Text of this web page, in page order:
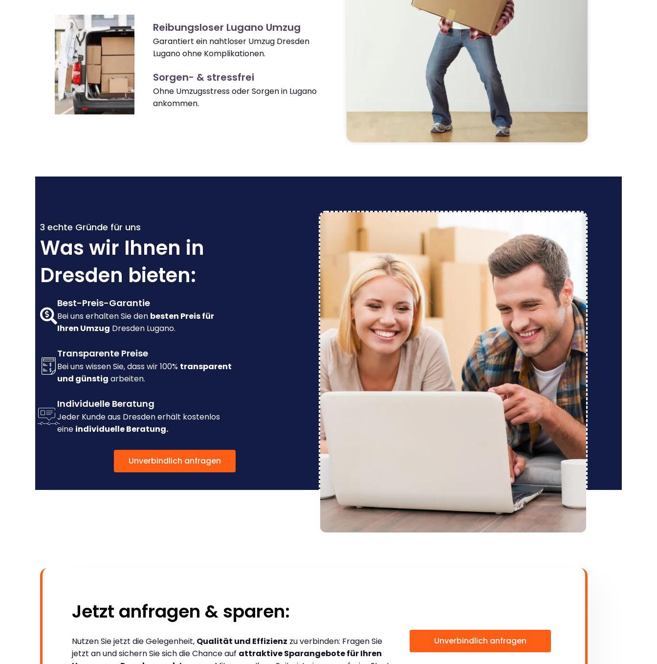
Reibungsloser Lugano Umzug
Garantiert ein nahtloser Umzug Dresden
Lugano ohne Komplikationen.
Sorgen- & stressfrei
Ohne Umzugsstress oder Sorgen in Lugano
ankommen.
3 echte Gründe für uns
Was wir Ihnen in
Dresden bieten:
Best-Preis-Garantie
Bei uns erhalten Sie den besten Preis für
Ihren Umzug Dresden Lugano.
Transparente Preise
Bei uns wissen Sie, dass wir 100% transparent
und günstig arbeiten.
Individuelle Beratung
Jeder Kunde aus Dresden erhält kostenlos
eine individuelle Beratung.
Unverbindlich anfragen
Jetzt anfragen & sparen:
Nutzen Sie jetzt die Gelegenheit, Qualität und Effizienz zu verbinden: Fragen Sie
jetzt an und sichern Sie sich die Chance auf attraktive Sparangebote für Ihren
Unverbindlich anfragen